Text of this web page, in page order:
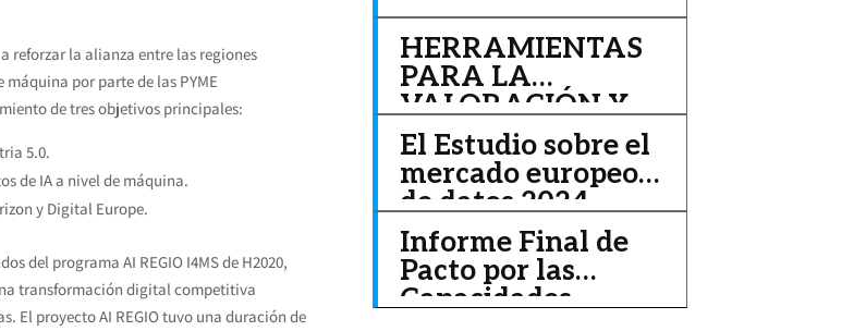
reforzar la alianza entre las regiones
por parte de las PYME
de tres objetivos principales:
5.0.
de IA a nivel de máquina.
y Digital Europe.
del programa AI REGIO I4MS de H2020,
transformación digital competitiva
El proyecto AI REGIO tuvo una duración de
HERRAMIENTAS
PARA LA
VALORACIÓN Y
EJECUCIÓN DE
PROYECTOS
El Estudio sobre el
mercado europeo
de datos 2024-
2026 ya está
disponible
Informe Final de
Pacto por las
Capacidades